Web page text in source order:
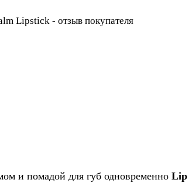
и помадой для губ одновременно Lip